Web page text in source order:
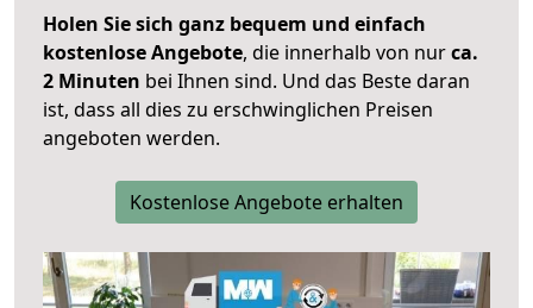
Holen Sie sich ganz bequem und einfach
kostenlose Angebote, die innerhalb von nurca.
2 Minuten bei Ihnen sind. Und das Beste daran
ist, dass all dies zu erschwinglichen Preisen
angeboten werden.
Kostenlose Angebote erhalten